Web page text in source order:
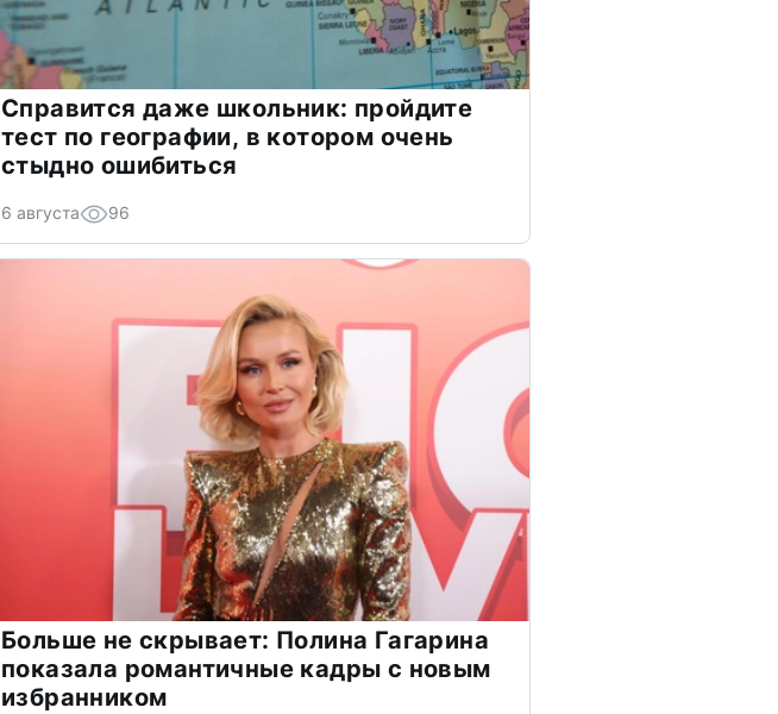
Справится даже школьник: пройдите
тест по географии, в котором очень
стыдно ошибиться
6 августа 96
Больше не скрывает: Полина Гагарина
показала романтичные кадры с новым
избранником